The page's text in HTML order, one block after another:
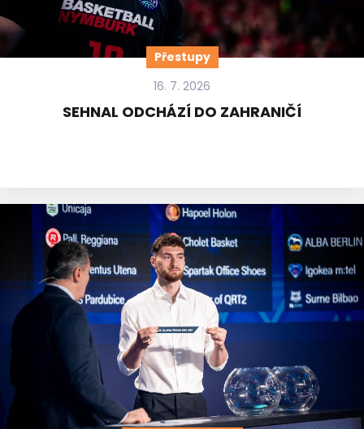
Přestupy
16. 7. 2026
SEHNAL ODCHÁZÍ DO ZAHRANIČÍ